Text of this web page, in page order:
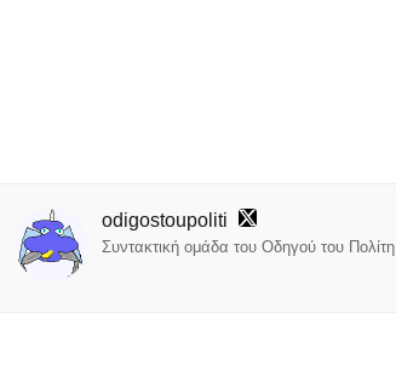
odigostoupoliti
Συντακτική ομάδα του Οδηγού του Πολίτη